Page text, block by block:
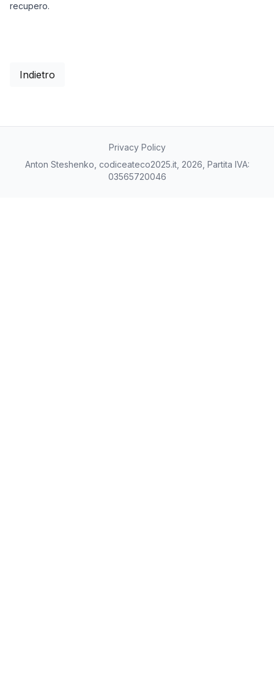
recupero.
Indietro
Privacy Policy
Anton Steshenko, codiceateco2025.it, 2026, Partita IVA:
03565720046